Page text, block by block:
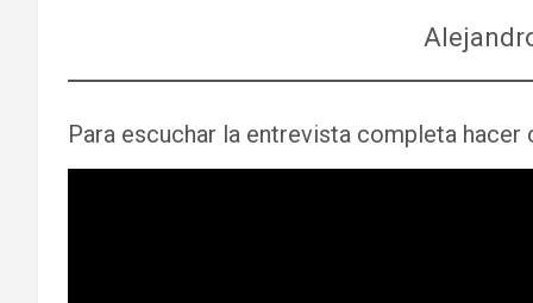
Para escuchar la entrevista completa hacer